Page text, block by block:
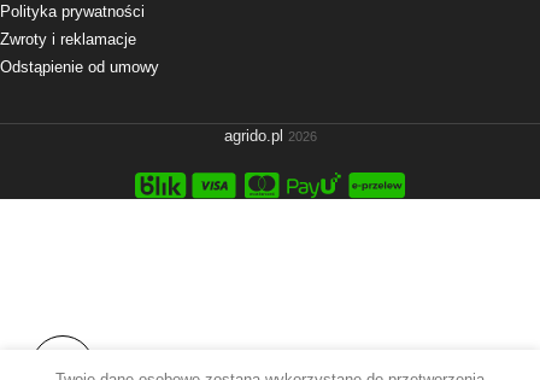
Polityka prywatności
Zwroty i reklamacje
Odstąpienie od umowy
agrido.pl 2026